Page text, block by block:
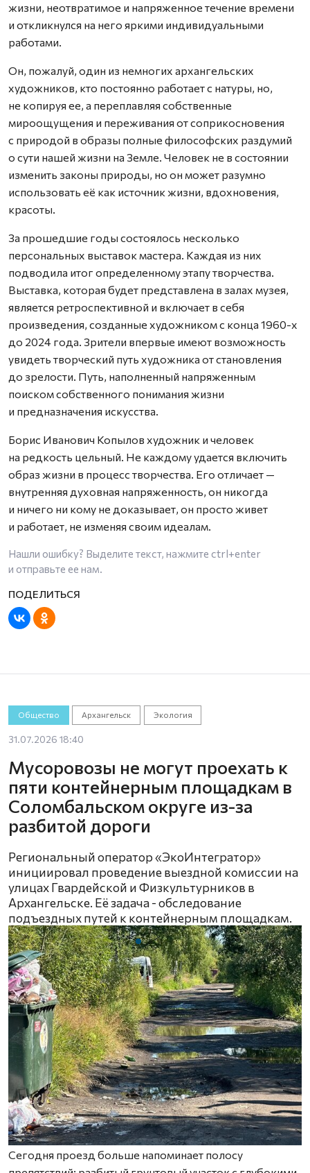
жизни, неотвратимое и напряженное течение времени
и откликнулся на него яркими индивидуальными
работами.
Он, пожалуй, один из немногих архангельских
художников, кто постоянно работает с натуры, но,
не копируя ее, а переплавляя собственные
мироощущения и переживания от соприкосновения
с природой в образы полные философских раздумий
о сути нашей жизни на Земле. Человек не в состоянии
изменить законы природы, но он может разумно
использовать её как источник жизни, вдохновения,
красоты.
За прошедшие годы состоялось несколько
персональных выставок мастера. Каждая из них
подводила итог определенному этапу творчества.
Выставка, которая будет представлена в залах музея,
является ретроспективной и включает в себя
произведения, созданные художником с конца 1960-х
до 2024 года. Зрители впервые имеют возможность
увидеть творческий путь художника от становления
до зрелости. Путь, наполненный напряженным
поиском собственного понимания жизни
и предназначения искусства.
Борис Иванович Копылов художник и человек
на редкость цельный. Не каждому удается включить
образ жизни в процесс творчества. Его отличает —
внутренняя духовная напряженность, он никогда
и ничего ни кому не доказывает, он просто живет
и работает, не изменяя своим идеалам.
Нашли ошибку? Выделите текст, нажмите ctrl+enter
и отправьте ее нам.
Общество Архангельск Экология
31.07.2026 18:40
Мусоровозы не могут проехать к
пяти контейнерным площадкам в
Соломбальском округе из-за
разбитой дороги
Региональный оператор «ЭкоИнтегратор»
инициировал проведение выездной комиссии на
улицах Гвардейской и Физкультурников в
Архангельске. Её задача - обследование
подъездных путей к контейнерным площадкам.
Сегодня проезд больше напоминает полосу